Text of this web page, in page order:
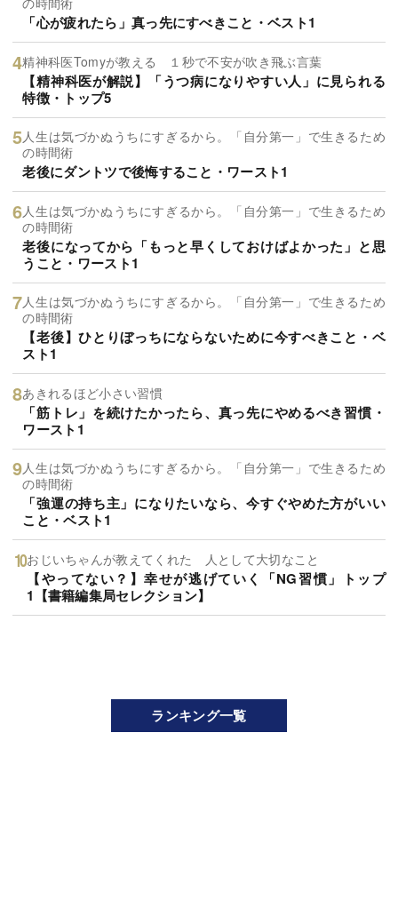
「心が疲れたら」真っ先にすべきこと・ベスト1
精神科医Tomyが教える １秒で不安が吹き飛ぶ言葉
【精神科医が解説】「うつ病になりやすい人」に見られる
特徴・トップ5
人生は気づかぬうちにすぎるから。「自分第一」で生きるため
の時間術
老後にダントツで後悔すること・ワースト1
人生は気づかぬうちにすぎるから。「自分第一」で生きるため
の時間術
老後になってから「もっと早くしておけばよかった」と思
うこと・ワースト1
人生は気づかぬうちにすぎるから。「自分第一」で生きるため
の時間術
【老後】ひとりぼっちにならないために今すべきこと・ベ
スト1
あきれるほど小さい習慣
「筋トレ」を続けたかったら、真っ先にやめるべき習慣・
ワースト1
人生は気づかぬうちにすぎるから。「自分第一」で生きるため
の時間術
「強運の持ち主」になりたいなら、今すぐやめた方がいい
こと・ベスト1
おじいちゃんが教えてくれた 人として大切なこと
【やってない？】幸せが逃げていく「NG習慣」トップ
1【書籍編集局セレクション】
ランキング一覧